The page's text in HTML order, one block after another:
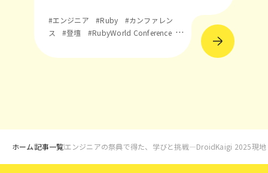
#エンジニア #Ruby
#カンファレン
ス
#登壇 #RubyWorld Conference #
ホーム記事一覧エンジニアの祭典で得た、学びと挑戦―DroidKaigi 2025現地